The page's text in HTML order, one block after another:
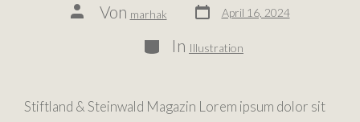
Von marhak April 16, 2024
In Illustration
Stiftland & Steinwald Magazin Lorem ipsum dolor sit